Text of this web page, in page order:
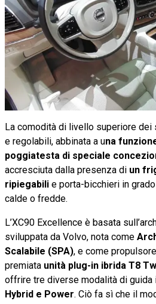
La comodità di livello superiore
e regolabili, abbinata a una
poggiatesta di speciale
accresciuta dalla presenza di un
ripiegabili e porta-bicchieri in
calde o fredde.
L’XC90 Excellence è basata
sviluppata da Volvo, nota come
Scalabile (SPA), e come
premiata unità plug-in ibrida T8
offrire tre diverse modalità di guida
Hybrid e Power. Ciò fa sì che il